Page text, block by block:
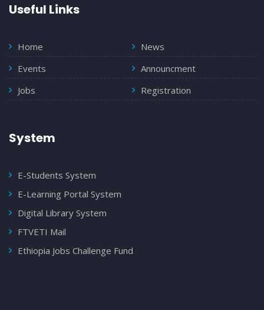
Useful Links
Home
News
Events
Announcment
Jobs
Registration
System
E-Students System
E-Learning Portal System
Digital Library System
FTVETI Mail
Ethiopia Jobs Challenge Fund